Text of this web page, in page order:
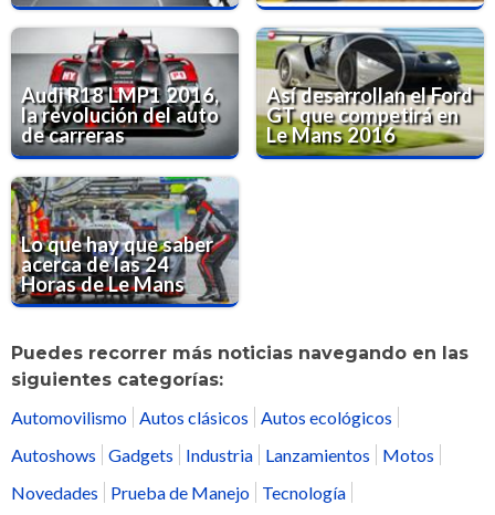
Audi R18 LMP1 2016,
la revolución del auto
de carreras
Así desarrollan el Ford
GT que competirá en
Le Mans 2016
Lo que hay que saber
acerca de las 24
Horas de Le Mans
Puedes recorrer más noticias navegando en las
siguientes categorías:
Automovilismo
Autos clásicos
Autos ecológicos
Autoshows
Gadgets Industria Lanzamientos
Motos
Novedades
Prueba de Manejo
Tecnología